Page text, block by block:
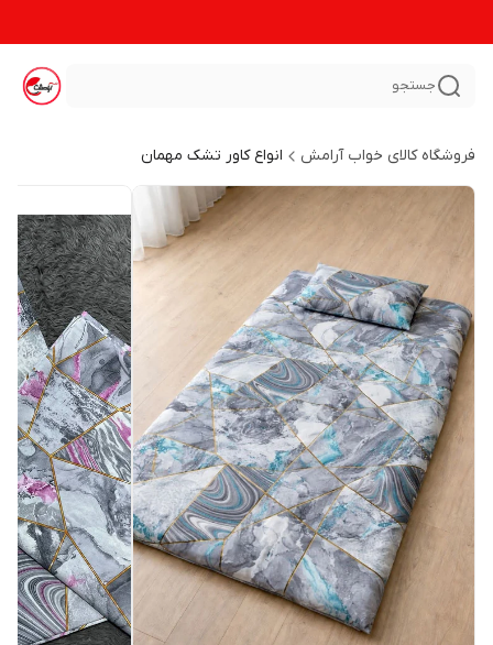
جستجو
فروشگاه کالای خواب آرامش انواع کاور تشک مهمان